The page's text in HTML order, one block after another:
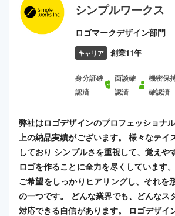
シンプルワークス
ロゴマークデザイン部門
キャリア 創業11年
身分証確
認済
面談確
認済
機密保
確認済
弊社はロゴデザインのプロフェッショナ
上の納品実績がございます。 様々なテイ
しており シンプルさを重視して、覚えや
ロゴを作ることに全力を尽くしています
ご希望をしっかりヒアリングし、それを
の一つです。 どんな業界でも、どんなス
対応できる自信があります。 ロゴデザイ